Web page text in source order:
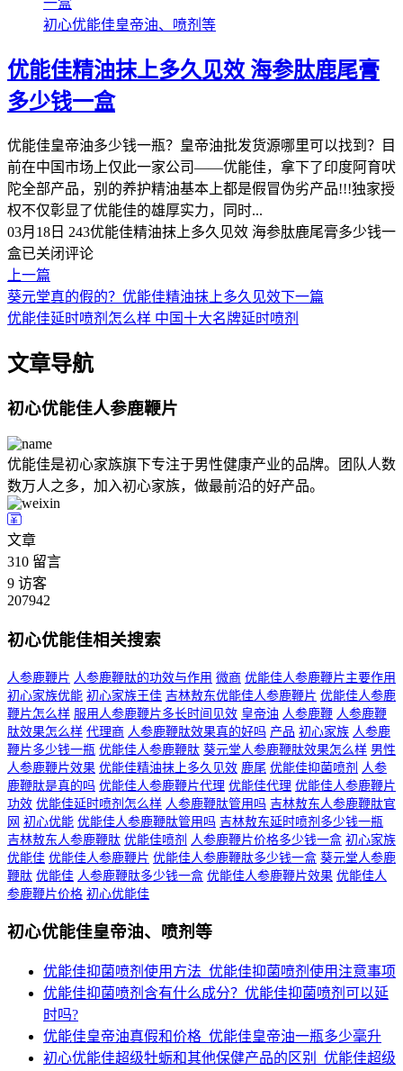
初心优能佳皇帝油、喷剂等
优能佳精油抹上多久见效 海参肽鹿尾膏
多少钱一盒
优能佳皇帝油多少钱一瓶？皇帝油批发货源哪里可以找到？目
前在中国市场上仅此一家公司——优能佳，拿下了印度阿育吠
陀全部产品，别的养护精油基本上都是假冒伪劣产品!!!独家授
权不仅彰显了优能佳的雄厚实力，同时...
03月18日 243优能佳精油抹上多久见效 海参肽鹿尾膏多少钱一
盒已关闭评论
上一篇
葵元堂真的假的？优能佳精油抹上多久见效下一篇
优能佳延时喷剂怎么样 中国十大名牌延时喷剂
文章导航
初心优能佳人参鹿鞭片
优能佳是初心家族旗下专注于男性健康产业的品牌。团队人数
数万人之多，加入初心家族，做最前沿的好产品。
文章
310 留言
9 访客
207942
初心优能佳相关搜索
人参鹿鞭片 人参鹿鞭肽的功效与作用 微商 优能佳人参鹿鞭片主要作用
初心家族优能 初心家族王佳 吉林敖东优能佳人参鹿鞭片 优能佳人参鹿
鞭片怎么样 服用人参鹿鞭片多长时间见效 皇帝油 人参鹿鞭 人参鹿鞭
肽效果怎么样 代理商 人参鹿鞭肽效果真的好吗 产品 初心家族 人参鹿
鞭片多少钱一瓶 优能佳人参鹿鞭肽 葵元堂人参鹿鞭肽效果怎么样 男性
人参鹿鞭片效果 优能佳精油抹上多久见效 鹿尾 优能佳抑菌喷剂 人参
鹿鞭肽是真的吗 优能佳人参鹿鞭片代理 优能佳代理 优能佳人参鹿鞭片
功效 优能佳延时喷剂怎么样 人参鹿鞭肽管用吗 吉林敖东人参鹿鞭肽官
网 初心优能 优能佳人参鹿鞭肽管用吗 吉林敖东延时喷剂多少钱一瓶
吉林敖东人参鹿鞭肽 优能佳喷剂 人参鹿鞭片价格多少钱一盒 初心家族
优能佳 优能佳人参鹿鞭片 优能佳人参鹿鞭肽多少钱一盒 葵元堂人参鹿
鞭肽 优能佳 人参鹿鞭肽多少钱一盒 优能佳人参鹿鞭片效果 优能佳人
参鹿鞭片价格 初心优能佳
初心优能佳皇帝油、喷剂等
优能佳抑菌喷剂使用方法_优能佳抑菌喷剂使用注意事项
优能佳抑菌喷剂含有什么成分？优能佳抑菌喷剂可以延
时吗?
优能佳皇帝油真假和价格_优能佳皇帝油一瓶多少毫升
初心优能佳超级牡蛎和其他保健产品的区别_优能佳超级